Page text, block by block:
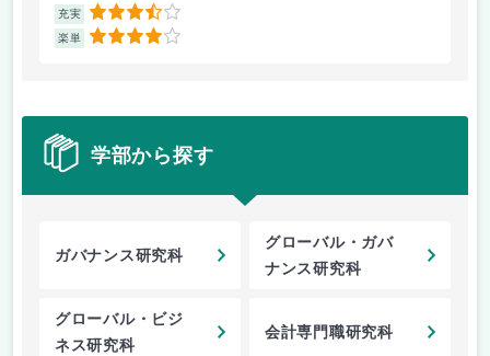
充実 3.5
楽単 4
学部から探す
ガバナンス研究科
グローバル・ガバ
ナンス研究科
グローバル・ビジ
ネス研究科
会計専門職研究科